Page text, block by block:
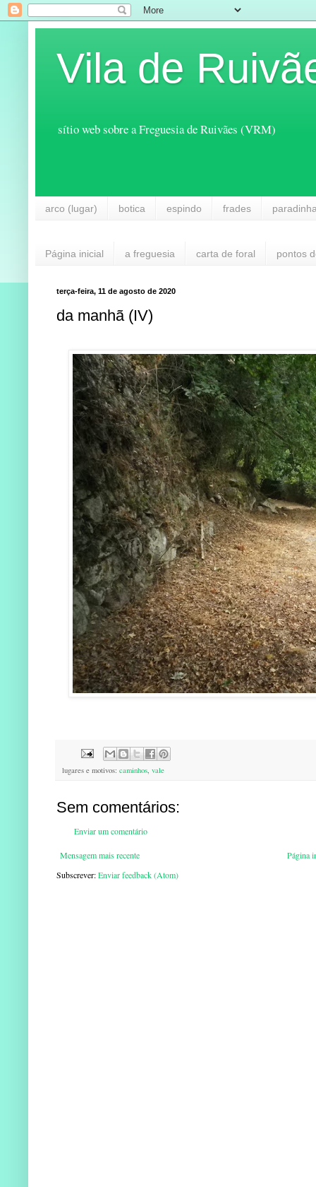
Vila de
sítio web sobre a Freguesia de Ruivães (VRM)
arco (lugar) botica espindo frades
Página inicial a freguesia carta de foral pontos
terça-feira, 11 de agosto de 2020
da manhã (IV)
lugares e motivos: caminhos, vale
Sem comentários:
Enviar um comentário
Mensagem mais recente
Página
Subscrever:Enviar feedback (Atom)